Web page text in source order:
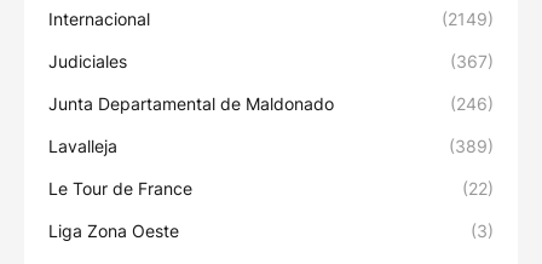
Internacional (2149)
Judiciales (367)
Junta Departamental de Maldonado (246)
Lavalleja (389)
Le Tour de France (22)
Liga Zona Oeste (3)